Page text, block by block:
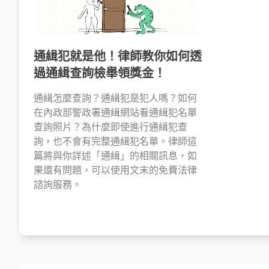
通緝犯就是他！律師教你如何透
過通緝查詢檢舉領獎金！
通緝怎麼查詢？通緝犯是犯人嗎？如何
在內政部警政署通緝網站看通緝犯名單
查詢照片？為什麼即使進行通緝犯查
詢，也不會有完整通緝犯名單。律師這
篇將與你詳述「通緝」的相關訊息，如
果還有問題，可以使用文末的免費法律
諮詢服務。